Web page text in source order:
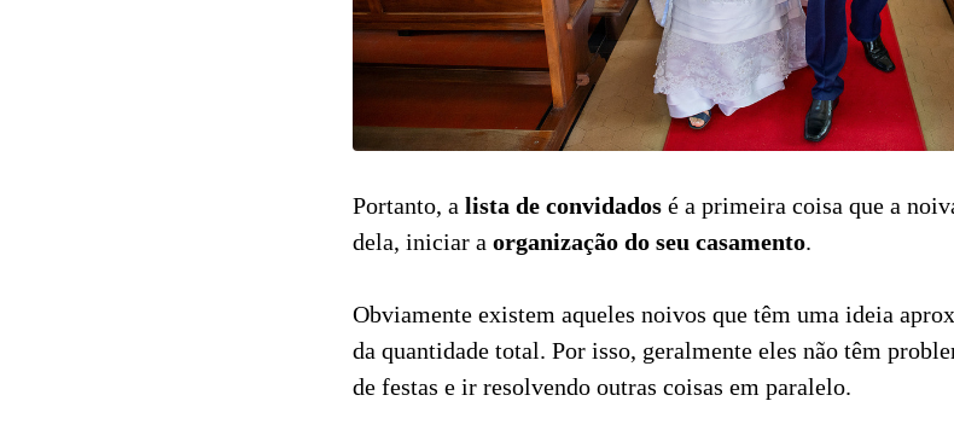
Portanto, a lista de convidados é a primeira coisa que a
dela, iniciar a organização do seu casamento.
Obviamente existem aqueles noivos que têm uma ideia
da quantidade total. Por isso, geralmente eles não têm
de festas e ir resolvendo outras coisas em paralelo.